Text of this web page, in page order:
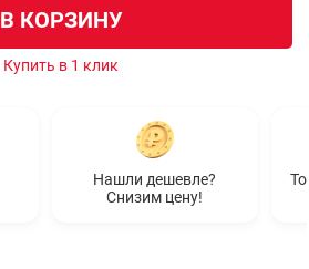
В КОРЗИНУ
Купить в 1 клик
Нашли дешевле?
Снизим цену!